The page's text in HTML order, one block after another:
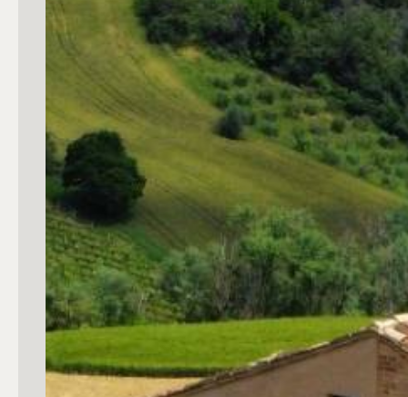
Commerciali
Industriali
Terreni
Prezzo